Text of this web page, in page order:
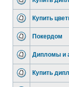
Купить
Покердом
Дипломы и
Купить